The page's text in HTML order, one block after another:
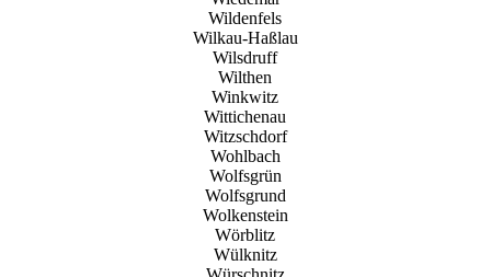
Wildenfels
Wilkau-Haßlau
Wilsdruff
Wilthen
Winkwitz
Wittichenau
Witzschdorf
Wohlbach
Wolfsgrün
Wolfsgrund
Wolkenstein
Wörblitz
Wülknitz